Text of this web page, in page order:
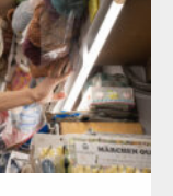
方南町（東京）